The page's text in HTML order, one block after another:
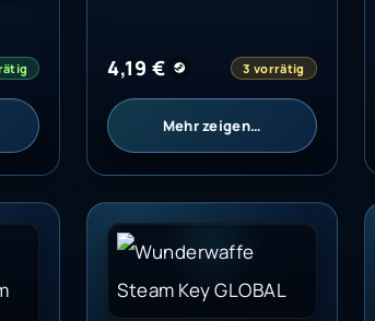
4,19 € 3 vorrätig
Mehr zeigen…
Steam Key GLOBAL
Wunderwaffe Steam Key